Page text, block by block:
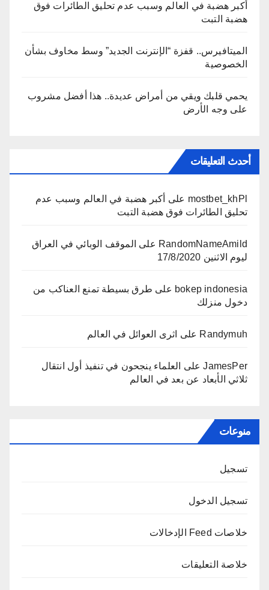
أكبر هضبة في العالم وسبب عدم تحليق الطائرات فوق
هضبة التبت
الميتافيرس.. قفزة “الإنترنت الجديد” وسط مخاوف بشأن
الخصوصية
يحمي قلبك ويقي من أمراض عديدة.. هذا أفضل مشروب
على وجه الأرض
أحدث التعليقات
mostbet_khPl على أكبر هضبة في العالم وسبب عدم
تحليق الطائرات فوق هضبة التبت
RandomNameAmild على الموقف الوبائي في العراق
ليوم الاثنين 17/8/2020
bokep indonesia على طرق بسيطة تمنع العناكب من
دخول منزلك
Randymuh على اثرى العوائل في العالم
JamesPerعلى
العلماء ينجحون في تنفيذ أول انتقال
ثلاثي الأبعاد عن بعد في العالم
منوعات
تسجيل
تسجيل الدخول
خلاصات Feed الإدخالات
خلاصة التعليقات